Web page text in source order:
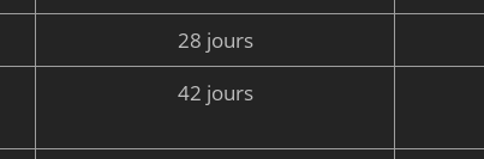
28 jours
42 jours